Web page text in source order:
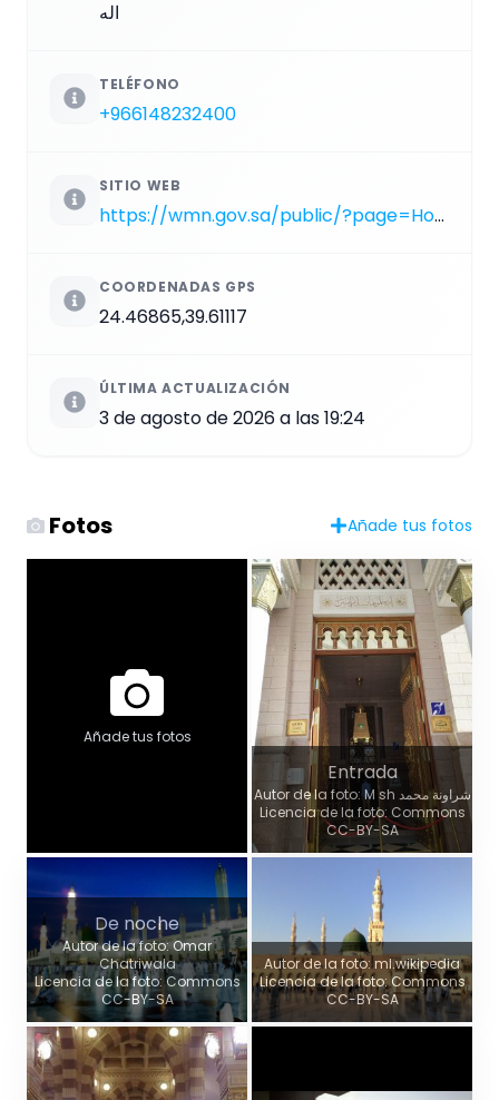
اله
TELÉFONO
+966148232400
SITIO WEB
https://wmn.gov.sa/public/?page=Home
COORDENADAS GPS
24.46865,39.61117
ÚLTIMA ACTUALIZACIÓN
3 de agosto de 2026 a las 19:24
Fotos Añade tus fotos
Añade tus fotos
Entrada
Autor de la foto: M sh شراونة محمد
Licencia de la foto: Commons
CC-BY-SA
De noche
Autor de la foto: Omar
Chatriwala
Licencia de la foto: Commons
CC-BY-SA
Autor de la foto: ml.wikipedia
Licencia de la foto: Commons
CC-BY-SA